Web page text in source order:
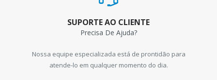
SUPORTE AO CLIENTE
Precisa De Ajuda?
Nossa equipe especializada está de prontidão para
atende-lo em qualquer momento do dia.